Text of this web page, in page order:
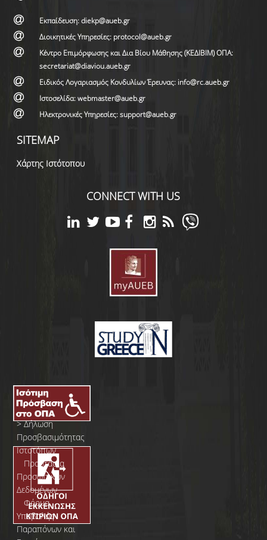
Εκπαίδευση: diekp@aueb.gr
Διοικητικές Υπηρεσίες: protocol@aueb.gr
Κέντρο Επιμόρφωσης και Δια Βίου Μάθησης (ΚΕΔΙΒΙΜ) ΟΠΑ:
secretariat@diaviou.aueb.gr
Ειδικός Λογαριασμός Κονδυλίων Έρευνας: info@rc.aueb.gr
Ιστοσελίδα: webmaster@aueb.gr
Ηλεκτρονικές Υπηρεσίες: support@aueb.gr
SITEMAP
Χάρτης Ιστότοπου
CONNECT WITH US
>Δήλωση
Προσβασιμότητας
Ιστοτόπων
Προστασία
Προσωπικών
Δεδομένων
Φόρμα
Yποβολής
Παραπόνων και